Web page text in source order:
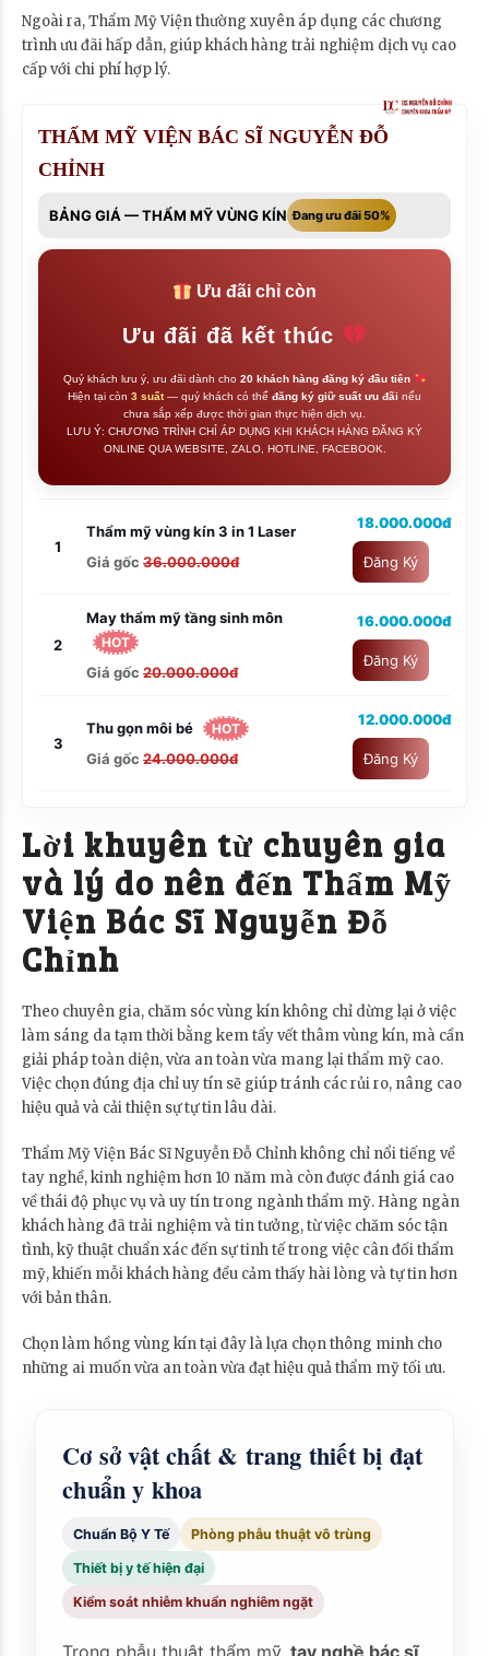
Ngoài ra, Thẩm Mỹ Viện thường xuyên áp dụng các chương
trình ưu đãi hấp dẫn, giúp khách hàng trải nghiệm dịch vụ cao
cấp với chi phí hợp lý.
THẨM MỸ VIỆN BÁC SĨ NGUYỄN ĐỖ
CHỈNH
BẢNG GIÁ — THẨM MỸ VÙNG KÍN Đang ưu đãi 50%
Ưu đãi chỉ còn
Ưu đãi đã kết thúc
Quý khách lưu ý, ưu đãi dành cho 20 khách hàng đăng ký đầu tiên
Hiện tại còn 3 suất— quý khách có thể đăng ký giữ suất ưu đãi nếu
chưa sắp xếp được thời gian thực hiện dịch vụ.
LƯU Ý: CHƯƠNG TRÌNH CHỈ ÁP DỤNG KHI KHÁCH HÀNG ĐĂNG KÝ
ONLINE QUA WEBSITE, ZALO, HOTLINE, FACEBOOK.
1
Thẩm mỹ vùng kín 3 in 1 Laser
Giá gốc 36.000.000đ
18.000.000đ
Đăng Ký
2
May thẩm mỹ tầng sinh môn
HOT
Giá gốc 20.000.000đ
16.000.000đ
Đăng Ký
3
Thu gọn môi bé HOT
Giá gốc 24.000.000đ
12.000.000đ
Đăng Ký
Lời khuyên từ chuyên gia
và lý do nên đến Thẩm Mỹ
Viện Bác Sĩ Nguyễn Đỗ
Chỉnh
Theo chuyên gia, chăm sóc vùng kín không chỉ dừng lại ở việc
làm sáng da tạm thời bằng kem tẩy vết thâm vùng kín, mà cần
giải pháp toàn diện, vừa an toàn vừa mang lại thẩm mỹ cao.
Việc chọn đúng địa chỉ uy tín sẽ giúp tránh các rủi ro, nâng cao
hiệu quả và cải thiện sự tự tin lâu dài.
Thẩm Mỹ Viện Bác Sĩ Nguyễn Đỗ Chỉnh không chỉ nổi tiếng về
tay nghề, kinh nghiệm hơn 10 năm mà còn được đánh giá cao
về thái độ phục vụ và uy tín trong ngành thẩm mỹ. Hàng ngàn
khách hàng đã trải nghiệm và tin tưởng, từ việc chăm sóc tận
tình, kỹ thuật chuẩn xác đến sự tinh tế trong việc cân đối thẩm
mỹ, khiến mỗi khách hàng đều cảm thấy hài lòng và tự tin hơn
với bản thân.
Chọn làm hồng vùng kín tại đây là lựa chọn thông minh cho
những ai muốn vừa an toàn vừa đạt hiệu quả thẩm mỹ tối ưu.
Cơ sở vật chất & trang thiết bị đạt
chuẩn y khoa
Chuẩn Bộ Y Tế Phòng phẫu thuật vô trùng
Thiết bị y tế hiện đại
Kiểm soát nhiễm khuẩn nghiêm ngặt
Trong phẫu thuật thẩm mỹ,tay nghề bác sĩ